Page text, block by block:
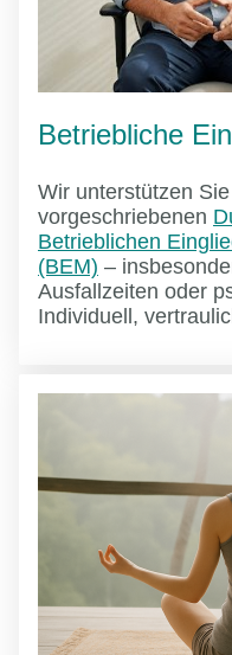
Betriebliche
Wir unterstützen
vorgeschriebenen
Betrieblichen
(BEM) –
Ausfallzeiten oder
Individuell,